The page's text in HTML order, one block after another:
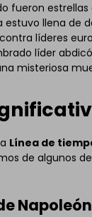
fueron estrellas
estuvo llena de
líderes
líder
misteriosa
Línea de
de algunos